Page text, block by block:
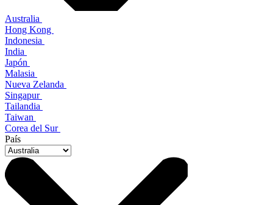
Australia
Hong Kong
Indonesia
India
Japón
Malasia
Nueva Zelanda
Singapur
Tailandia
Taiwan
Corea del Sur
País